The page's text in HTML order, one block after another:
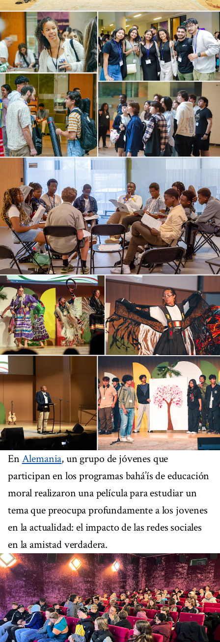
En Alemania, un grupo de jóvenes que
participan en los programas bahá’ís de educación
moral realizaron una película para estudiar un
tema que preocupa profundamente a los jovenes
en la actualidad: el impacto de las redes sociales
en la amistad verdadera.